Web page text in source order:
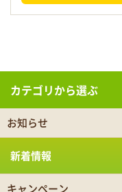
カテゴリから選ぶ
お知らせ
新着情報
キャンペーン